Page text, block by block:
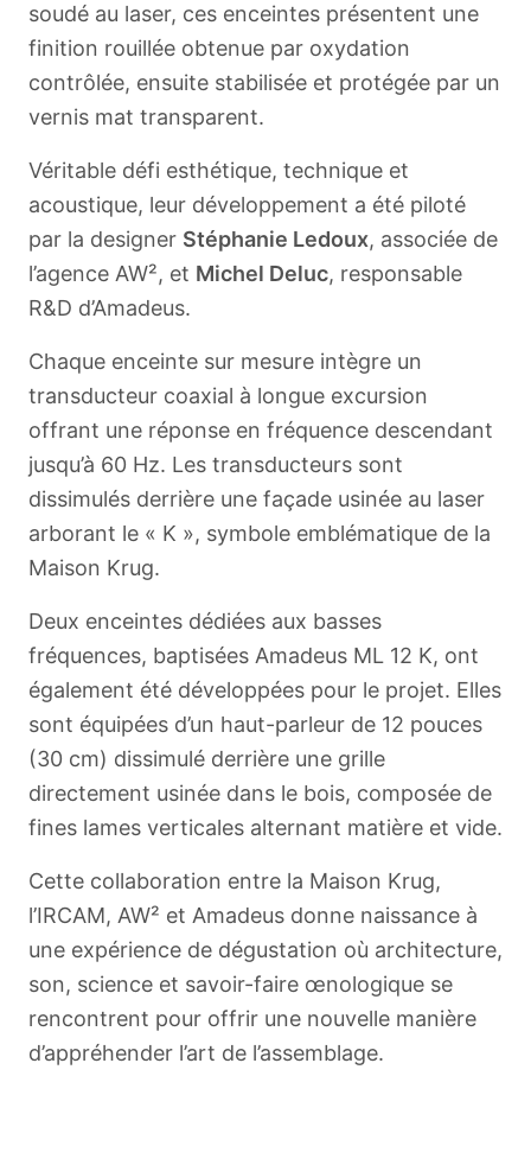
soudé au laser, ces enceintes présentent une
finition rouillée obtenue par oxydation
contrôlée, ensuite stabilisée et protégée par un
vernis mat transparent.
Véritable défi esthétique, technique et
acoustique, leur développement a été piloté
par la designer Stéphanie Ledoux, associée de
l’agence AW², et Michel Deluc, responsable
R&D d’Amadeus.
Chaque enceinte sur mesure intègre un
transducteur coaxial à longue excursion
offrant une réponse en fréquence descendant
jusqu’à 60 Hz. Les transducteurs sont
dissimulés derrière une façade usinée au laser
arborant le « K », symbole emblématique de la
Maison Krug.
Deux enceintes dédiées aux basses
fréquences, baptisées Amadeus ML 12 K, ont
également été développées pour le projet. Elles
sont équipées d’un haut-parleur de 12 pouces
(30 cm) dissimulé derrière une grille
directement usinée dans le bois, composée de
fines lames verticales alternant matière et vide.
Cette collaboration entre la Maison Krug,
l’IRCAM, AW² et Amadeus donne naissance à
une expérience de dégustation où architecture,
son, science et savoir-faire œnologique se
rencontrent pour offrir une nouvelle manière
d’appréhender l’art de l’assemblage.